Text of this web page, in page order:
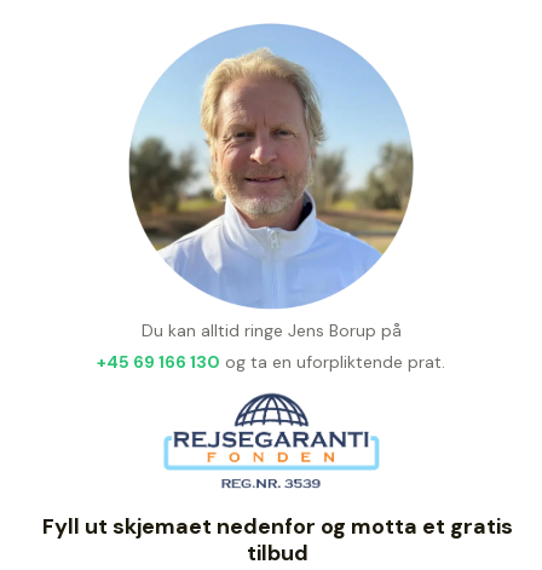
Du kan alltid ringe Jens Borup på
+45 69 166 130 og ta en uforpliktende prat.
Fyll ut skjemaet nedenfor og motta et gratis
tilbud